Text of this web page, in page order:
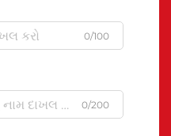
0/100
0/200